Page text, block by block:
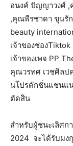
อนงค์ ปัญญาวงศ์ ,
,คุณพีรชาดา ขุนรั
beauty
เจ้าของช่อง
เจ้าของเพจ PP
คุณวรทศ เวชศิลป
นโปรดักชั่นแชนแน
ตัดสิน
สำหรับผู้ชนะเลิศก
2024 จะได้รับมง